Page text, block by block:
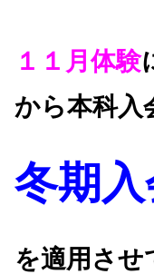
１１月体験
から本科入
冬期入
を適用させ